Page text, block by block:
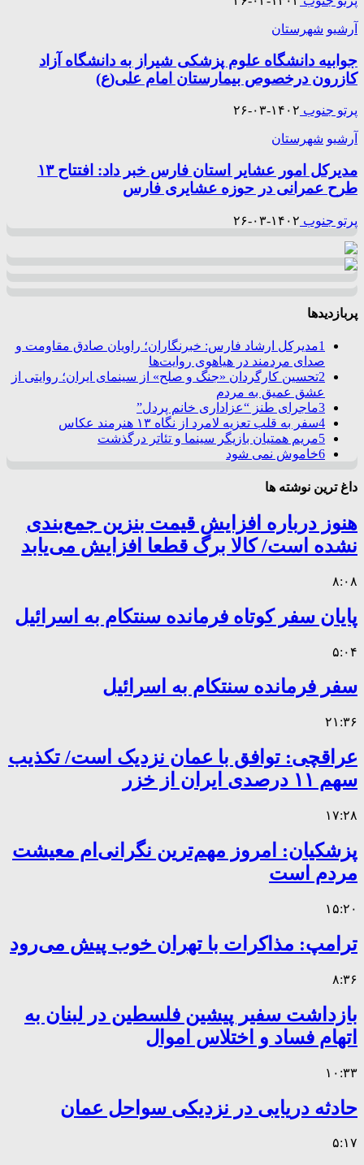
آرشیو شهرستان
جوابیه دانشگاه علوم پزشکی شیراز به دانشگاه آزاد
کازرون درخصوص بیمارستان امام علی(ع)
پرتو جنوب ۱۴۰۲-۰۳-۲۶
آرشیو شهرستان
مدیرکل امور عشایر استان فارس خبر داد: افتتاح ۱۳
طرح عمرانی در حوزه عشایری فارس
پرتو جنوب ۱۴۰۲-۰۳-۲۶
پربازدیدها
1مدیرکل ارشاد فارس: خبرنگاران؛ راویان صادق مقاومت و
صدای مردمند در هیاهوی روایت‌ها
2تحسین کارگردان «جنگ و صلح» از سینمای ایران؛ روایتی از
عشق عمیق به مردم
3ماجرای طنز “عزاداری خانم پردل”
4سفر به قلب تعزیه لامرد از نگاه ۱۳ هنرمند عکاس
5مریم همتیان بازیگر سینما و تئاتر درگذشت
6خاموش نمی شود
داغ ترین نوشته ها
هنوز درباره افزایش قیمت بنزین جمع‌بندی
نشده است/ کالا برگ قطعا افزایش می‌یابد
۸:۰۸
پایان سفر کوتاه فرمانده سنتکام به اسرائیل
۵:۰۴
سفر فرمانده سنتکام به اسرائیل
۲۱:۳۶
عراقچی: توافق با عمان نزدیک است/ تکذیب
سهم ۱۱ درصدی ایران از خزر
۱۷:۲۸
پزشکیان: امروز مهم‌ترین نگرانی‌ام معیشت
مردم است
۱۵:۲۰
ترامپ: مذاکرات با تهران خوب پیش می‌رود
۸:۳۶
بازداشت سفیر پیشین فلسطین در لبنان به
اتهام فساد و اختلاس اموال
۱۰:۳۳
حادثه دریایی در نزدیکی سواحل عمان
۵:۱۷